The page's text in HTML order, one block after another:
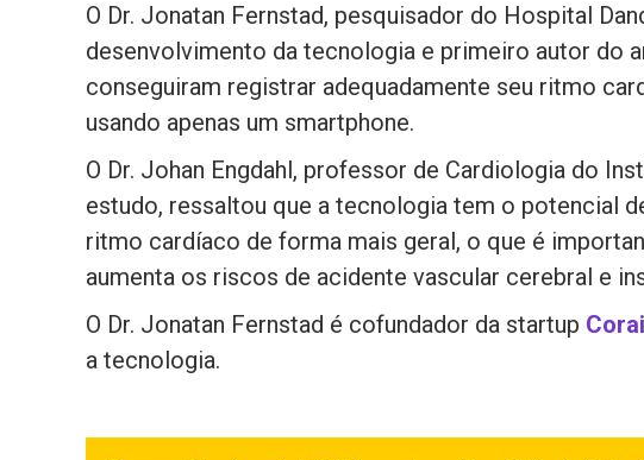
O Dr. Jonatan Fernstad, pesquisador do Hospital
desenvolvimento da tecnologia e primeiro autor do
conseguiram registrar adequadamente seu ritmo
usando apenas um smartphone.
O Dr. Johan Engdahl, professor de Cardiologia do
estudo, ressaltou que a tecnologia tem o potencial
ritmo cardíaco de forma mais geral, o que é
aumenta os riscos de acidente vascular cerebral e
O Dr. Jonatan Fernstad é cofundador da startup
a tecnologia.